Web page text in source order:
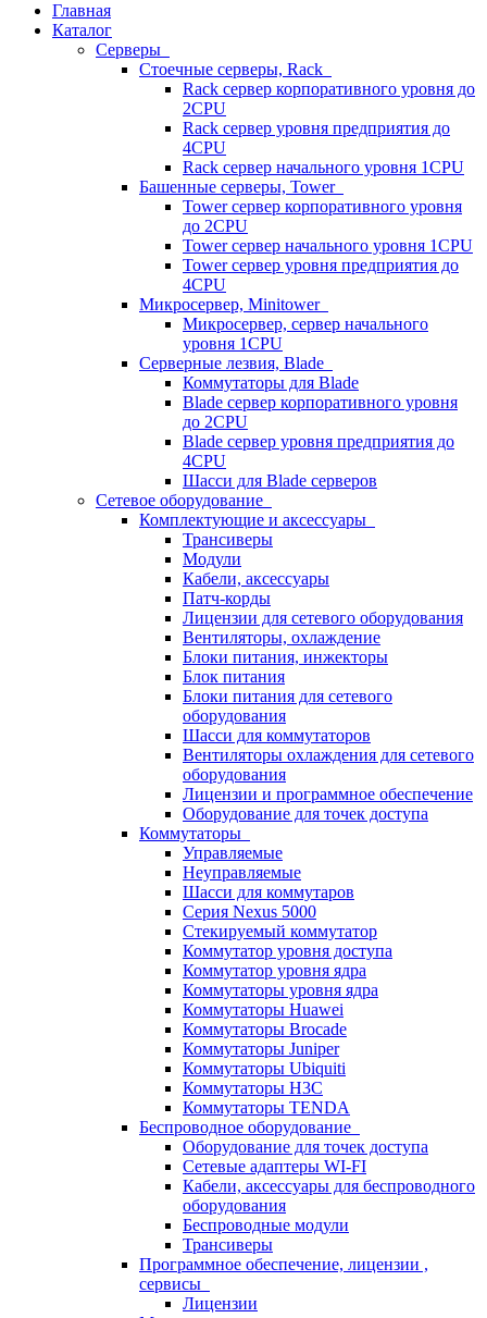
Главная
Каталог
Серверы
Стоечные серверы, Rack
Rack сервер корпоративного уровня до
2CPU
Rack сервер уровня предприятия до
4CPU
Rack сервер начального уровня 1CPU
Башенные серверы, Tower
Tower сервер корпоративного уровня
до 2CPU
Tower сервер начального уровня 1CPU
Tower сервер уровня предприятия до
4CPU
Микросервер, Minitower
Микросервер, сервер начального
уровня 1CPU
Серверные лезвия, Blade
Коммутаторы для Blade
Blade сервер корпоративного уровня
до 2CPU
Blade сервер уровня предприятия до
4CPU
Шасси для Blade серверов
Сетевое оборудование
Комплектующие и аксессуары
Трансиверы
Модули
Кабели, аксессуары
Патч-корды
Лицензии для сетевого оборудования
Вентиляторы, охлаждение
Блоки питания, инжекторы
Блок питания
Блоки питания для сетевого
оборудования
Шасси для коммутаторов
Вентиляторы охлаждения для сетевого
оборудования
Лицензии и программное обеспечение
Оборудование для точек доступа
Коммутаторы
Управляемые
Неуправляемые
Шасси для коммутаров
Серия Nexus 5000
Стекируемый коммутатор
Коммутатор уровня доступа
Коммутатор уровня ядра
Коммутаторы уровня ядра
Коммутаторы Huawei
Коммутаторы Brocade
Коммутаторы Juniper
Коммутаторы Ubiquiti
Коммутаторы H3C
Коммутаторы TENDA
Беспроводное оборудование
Оборудование для точек доступа
Сетевые адаптеры WI-FI
Кабели, аксессуары для беспроводного
оборудования
Беспроводные модули
Трансиверы
Программное обеспечение, лицензии ,
сервисы
Лицензии